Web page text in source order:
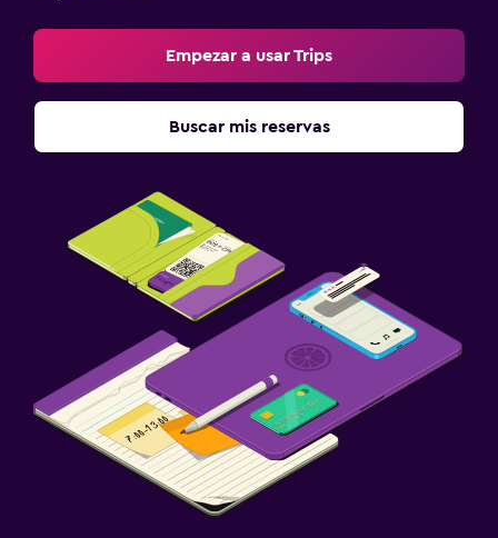
Empezar a usar Trips
Buscar mis reservas